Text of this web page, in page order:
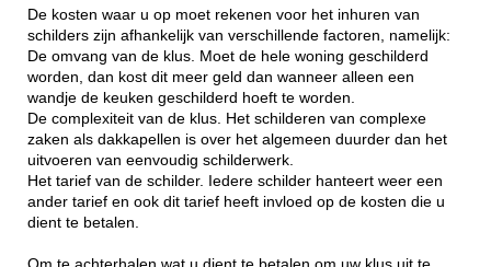
De kosten waar u op moet rekenen voor het inhuren van
schilders zijn afhankelijk van verschillende factoren, namelijk:
De omvang van de klus. Moet de hele woning geschilderd
worden, dan kost dit meer geld dan wanneer alleen een
wandje de keuken geschilderd hoeft te worden.
De complexiteit van de klus. Het schilderen van complexe
zaken als dakkapellen is over het algemeen duurder dan het
uitvoeren van eenvoudig schilderwerk.
Het tarief van de schilder. Iedere schilder hanteert weer een
ander tarief en ook dit tarief heeft invloed op de kosten die u
dient te betalen.